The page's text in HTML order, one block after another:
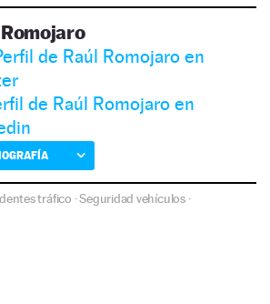
de Raúl Romojaro en
de Raúl Romojaro en
tráfico ·Seguridad vehículos·